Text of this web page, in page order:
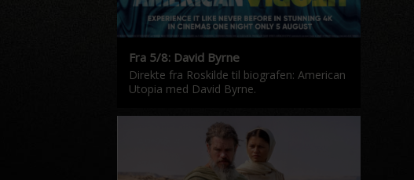
Fra 5/8: David Byrne
Direkte fra Roskilde til biografen: American
Utopia med David Byrne.